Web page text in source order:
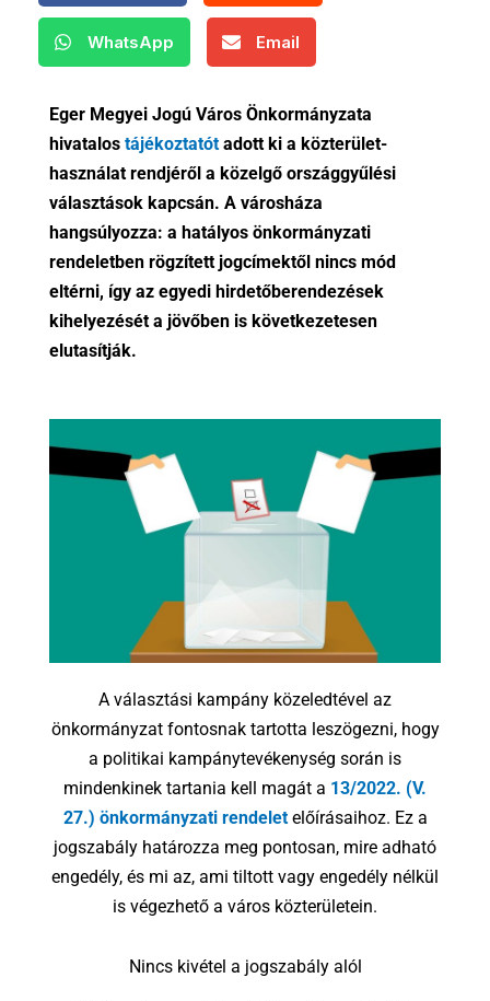
WhatsApp Email
Eger Megyei Jogú Város Önkormányzata
hivatalostájékoztatót adott ki a közterület-
használat rendjéről a közelgő országgyűlési
választások kapcsán. A városháza
hangsúlyozza: a hatályos önkormányzati
rendeletben rögzített jogcímektől nincs mód
eltérni, így az egyedi hirdetőberendezések
kihelyezését a jövőben is következetesen
elutasítják.
A választási kampány közeledtével az
önkormányzat fontosnak tartotta leszögezni, hogy
a politikai kampánytevékenység során is
mindenkinek tartania kell magát a 13/2022. (V.
27.) önkormányzati rendeletelőírásaihoz. Ez a
jogszabály határozza meg pontosan, mire adható
engedély, és mi az, ami tiltott vagy engedély nélkül
is végezhető a város közterületein.
Nincs kivétel a jogszabály alól